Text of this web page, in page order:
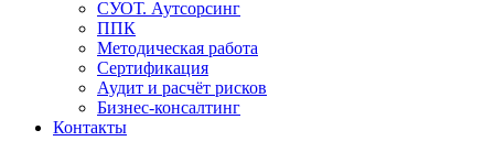
СУОТ. Аутсорсинг
ППК
Методическая работа
Сертификация
Аудит и расчёт рисков
Бизнес-консалтинг
Контакты